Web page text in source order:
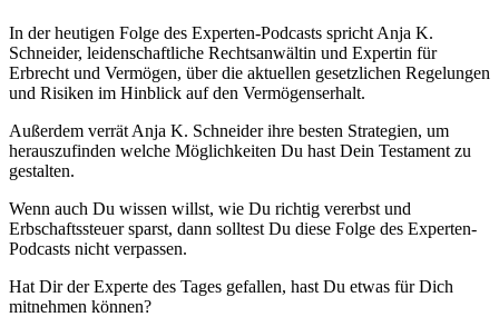
In der heutigen Folge des Experten-Podcasts spricht Anja K.
Schneider, leidenschaftliche Rechtsanwältin und Expertin für
Erbrecht und Vermögen, über die aktuellen gesetzlichen Regelungen
und Risiken im Hinblick auf den Vermögenserhalt.
Außerdem verrät Anja K. Schneider ihre besten Strategien, um
herauszufinden welche Möglichkeiten Du hast Dein Testament zu
gestalten.
Wenn auch Du wissen willst, wie Du richtig vererbst und
Erbschaftssteuer sparst, dann solltest Du diese Folge des Experten-
Podcasts nicht verpassen.
Hat Dir der Experte des Tages gefallen, hast Du etwas für Dich
mitnehmen können?